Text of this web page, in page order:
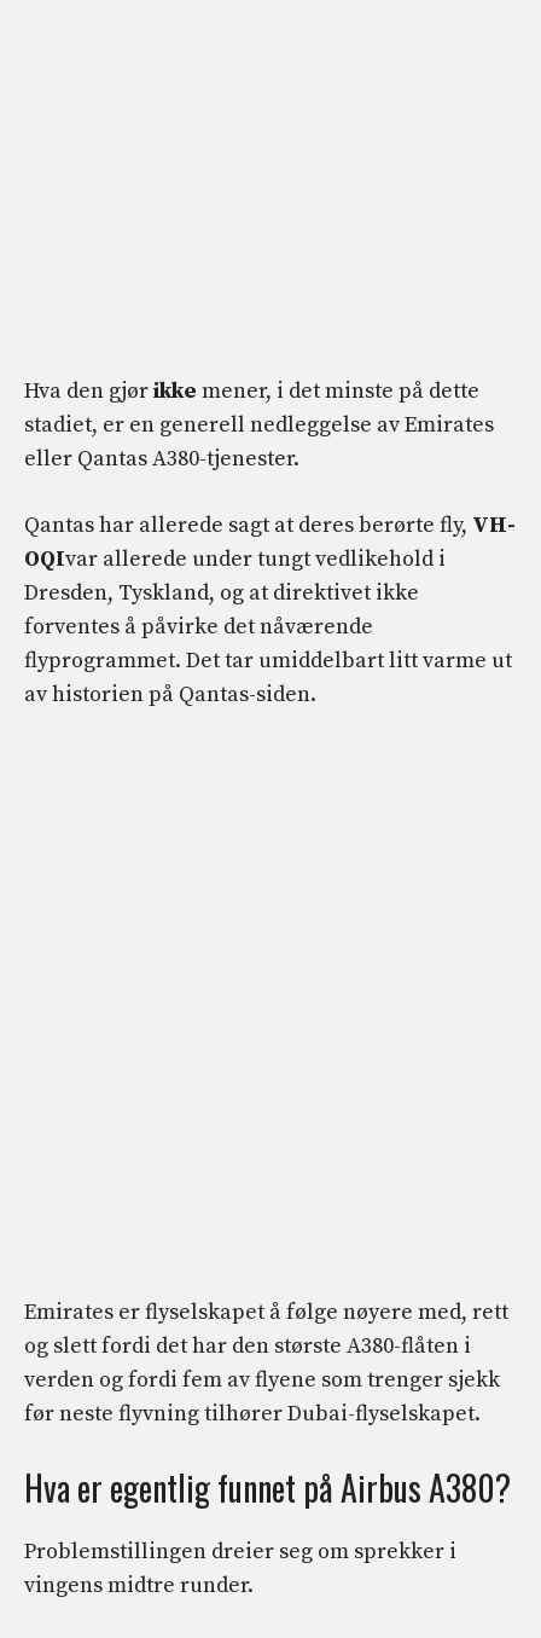
Hva den gjørikke mener, i det minste på dette
stadiet, er en generell nedleggelse av Emirates
eller Qantas A380-tjenester.
Qantas har allerede sagt at deres berørte fly, VH-
OQIvar allerede under tungt vedlikehold i
Dresden, Tyskland, og at direktivet ikke
forventes å påvirke det nåværende
flyprogrammet. Det tar umiddelbart litt varme ut
av historien på Qantas-siden.
Emirates er flyselskapet å følge nøyere med, rett
og slett fordi det har den største A380-flåten i
verden og fordi fem av flyene som trenger sjekk
før neste flyvning tilhører Dubai-flyselskapet.
Hva er egentlig funnet på Airbus A380?
Problemstillingen dreier seg om sprekker i
vingens midtre runder.